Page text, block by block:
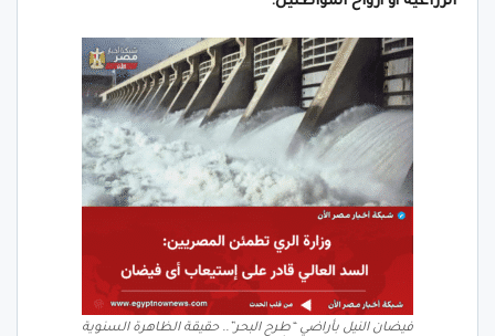
فيضان النيل بأراضي “طرح البحر”.. حقيقة الظاهرة السنوية